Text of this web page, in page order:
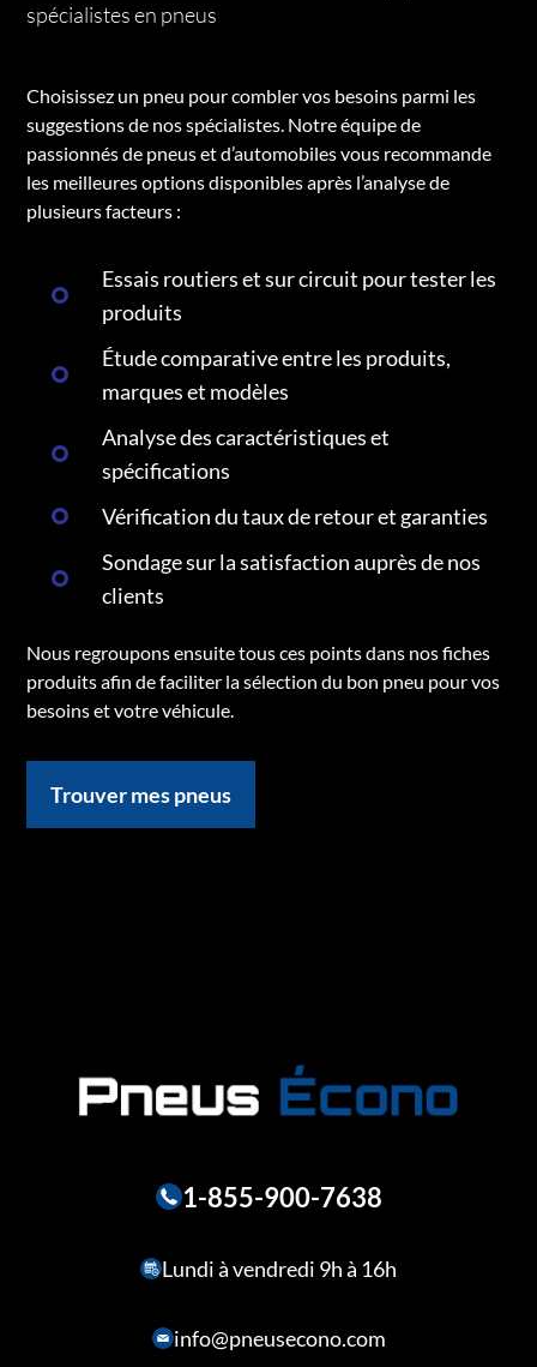
spécialistes en pneus
Choisissez un pneu pour combler vos besoins parmi les
suggestions de nos spécialistes. Notre équipe de
passionnés de pneus et d’automobiles vous recommande
les meilleures options disponibles après l’analyse de
plusieurs facteurs :
Essais routiers et sur circuit pour tester les
produits
Étude comparative entre les produits,
marques et modèles
Analyse des caractéristiques et
spécifications
Vérification du taux de retour et garanties
Sondage sur la satisfaction auprès de nos
clients
Nous regroupons ensuite tous ces points dans nos fiches
produits afin de faciliter la sélection du bon pneu pour vos
besoins et votre véhicule.
Trouver mes pneus
1-855-900-7638
Lundi à vendredi 9h à 16h
info@pneusecono.com